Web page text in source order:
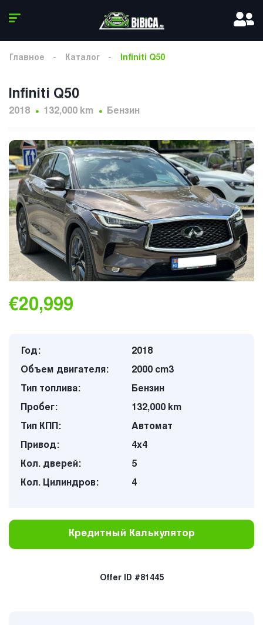
Главное Каталог Infiniti Q50
Infiniti Q50
2018 132,000 km Бензин
€20,999
Год:
2018
Объем двигателя:
2000 cm3
Тип топлива:
Бензин
Пробег:
132,000 km
Тип КПП:
Автомат
Привод:
4х4
Кол. дверей:
5
Кол. Цилиндров:
4
Кредитный Калькулятор
Offer ID #81445